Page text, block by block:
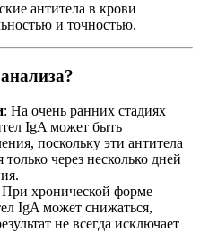
антитела в крови
и точностью.
: На очень ранних стадиях
IgA может быть
поскольку эти антитела
через несколько дней
При хронической форме
IgA может снижаться,
не всегда исключает